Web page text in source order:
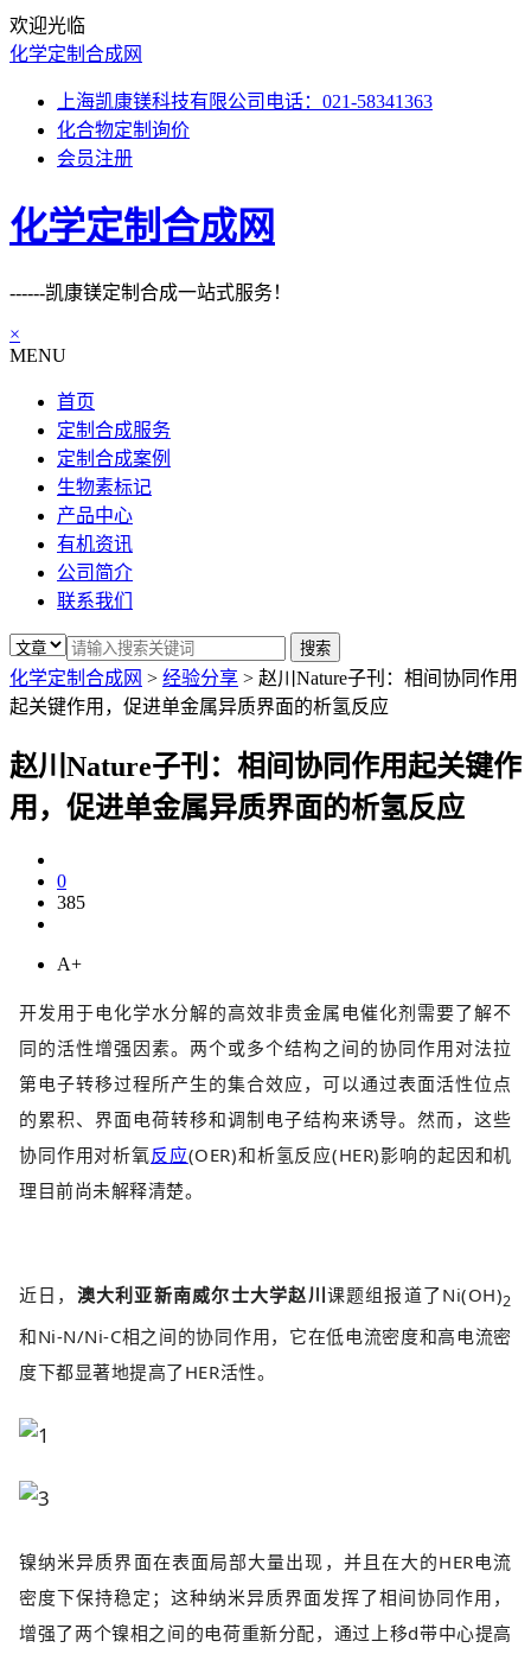
欢迎光临
化学定制合成网
上海凯康镁科技有限公司电话：021-58341363
化合物定制询价
会员注册
化学定制合成网
------凯康镁定制合成一站式服务！
×
MENU
首页
定制合成服务
定制合成案例
生物素标记
产品中心
有机资讯
公司简介
联系我们
化学定制合成网 > 经验分享 > ​赵川Nature子刊：相间协同作用
起关键作用，促进单金属异质界面的析氢反应
​赵川Nature子刊：相间协同作用起关键作
用，促进单金属异质界面的析氢反应
0
385
A+
开发用于电化学水分解的高效非贵金属电催化剂需要了解不
同的活性增强因素。两个或多个结构之间的协同作用对法拉
第电子转移过程所产生的集合效应，可以通过表面活性位点
的累积、界面电荷转移和调制电子结构来诱导。然而，这些
协同作用对析氧反应(OER)和析氢反应(HER)影响的起因和机
理目前尚未解释清楚。
近日， 澳大利亚新南威尔士大学赵川课题组报道了Ni(OH)2
和Ni-N/Ni-C相之间的协同作用，它在低电流密度和高电流密
度下都显著地提高了HER活性。
镍纳米异质界面在表面局部大量出现，并且在大的HER电流
密度下保持稳定；这种纳米异质界面发挥了相间协同作用，
增强了两个镍相之间的电荷重新分配，通过上移d带中心提高